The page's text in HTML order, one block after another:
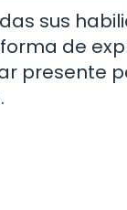
sus
de
presente